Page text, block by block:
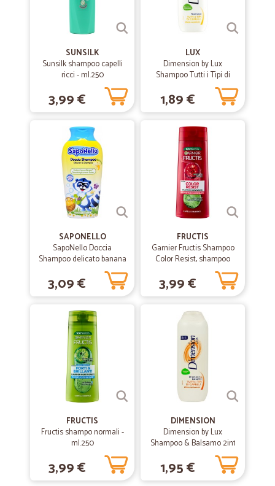
SUNSILK
Sunsilk shampoo capelli
ricci - ml.250
3,99 €
LUX
Dimension by Lux
Shampoo Tutti i Tipi di
Capelli Effetto Lucentezza
250 ml.
1,89 €
SAPONELLO
SapoNello Doccia
Shampoo delicato banana
3,09 €
FRUCTIS
Garnier Fructis Shampoo
Color Resist, shampoo
ravvivante per capelli
colorati 250 ml
3,99 €
FRUCTIS
Fructis shampo normali -
ml.250
3,99 €
DIMENSION
Dimension by Lux
Shampoo & Balsamo 2in1
Capelli Normali Effetto
Brillantezza 250 ml
1,95 €